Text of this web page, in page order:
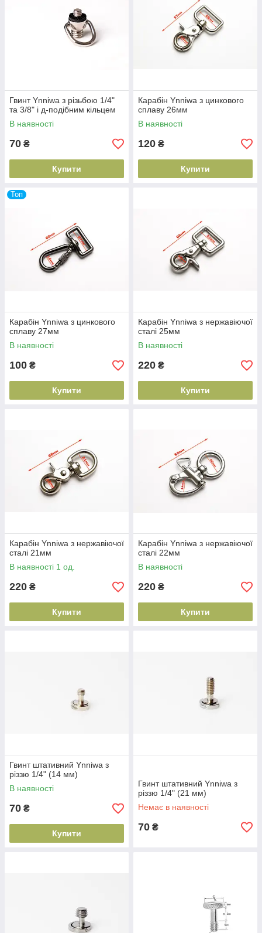
Гвинт Ynniwa з різьбою 1/4"
та 3/8" і д-подібним кільцем
В наявності
70 ₴
Купити
Карабін Ynniwa з цинкового
сплаву 26мм
В наявності
120 ₴
Купити
Топ
Карабін Ynniwa з цинкового
сплаву 27мм
В наявності
100 ₴
Купити
Карабін Ynniwa з нержавіючої
сталі 25мм
В наявності
220 ₴
Купити
Карабін Ynniwa з нержавіючої
сталі 21мм
В наявності 1 од.
220 ₴
Купити
Карабін Ynniwa з нержавіючої
сталі 22мм
В наявності
220 ₴
Купити
Гвинт штативний Ynniwa з
різзю 1/4" (14 мм)
В наявності
70 ₴
Купити
Гвинт штативний Ynniwa з
різзю 1/4" (21 мм)
Немає в наявності
70 ₴